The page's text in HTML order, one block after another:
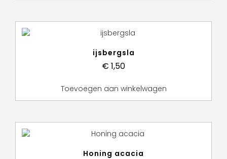
ijsbergsla
€ 1,50
Toevoegen aan winkelwagen
Honing acacia